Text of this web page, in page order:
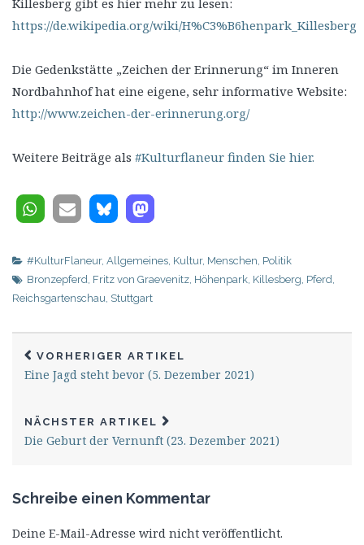
https://de.wikipedia.org/wiki/H%C3%B6henpark_Killesberg
Die Gedenkstätte „Zeichen der Erinnerung“ im Inneren
Nordbahnhof hat eine eigene, sehr informative Website:
http://www.zeichen-der-erinnerung.org/
Weitere Beiträge als #Kulturflaneur finden Sie hier.
#KulturFlaneur, Allgemeines Kultur, Menschen Politik
Bronzepferd Fritz von Graevenitz Höhenpark Killesberg Pferd
Reichsgartenschau Stuttgart
VORHERIGER ARTIKEL
Eine Jagd steht bevor (5. Dezember 2021)
NÄCHSTER ARTIKEL
Die Geburt der Vernunft (23. Dezember 2021)
Schreibe einen Kommentar
Deine E-Mail-Adresse wird nicht veröffentlicht.